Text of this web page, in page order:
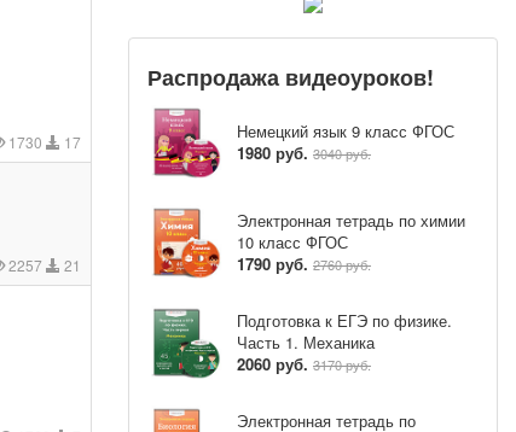
1730 17
2257 21
Распродажа видеоуроков!
Немецкий язык 9 класс ФГОС
1980 руб. 3040 руб.
Электронная тетрадь по химии
10 класс ФГОС
1790 руб. 2760 руб.
Подготовка к ЕГЭ по физике.
Часть 1. Механика
2060 руб. 3170 руб.
Электронная тетрадь по